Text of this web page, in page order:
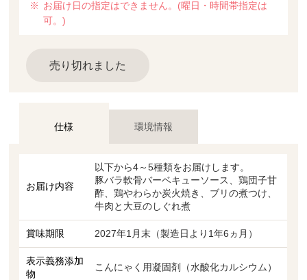
お届け日の指定はできません。(曜日・時間帯指定は
可。)
売り切れました
仕様 環境情報
お届け内容
以下から4～5種類をお届けします。
豚バラ軟骨バーベキューソース、鶏団子甘
酢、鶏やわらか炭火焼き、ブリの煮つけ、
牛肉と大豆のしぐれ煮
賞味期限 2027年1月末（製造日より1年6ヵ月）
表示義務添加
物
こんにゃく用凝固剤（水酸化カルシウム）